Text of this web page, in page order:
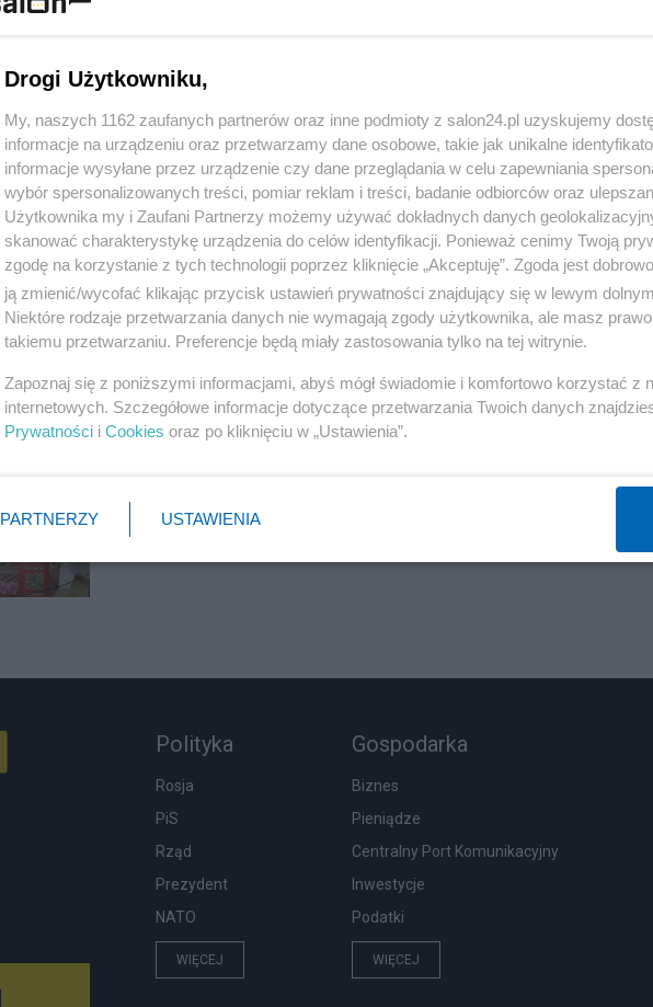
11 z 12
Polityka
Rosja
PiS
Rząd
Prezydent
NATO
WIĘCEJ
Gospodarka
Biznes
Pieniądze
Centralny Port Komunikacyjny
Inwestycje
Podatki
WIĘCEJ
Drogi Użytkowniku,
My, naszych 1162 zaufanych partnerów oraz inne podmioty z salon24.pl uzyskujemy
informacje na urządzeniu oraz przetwarzamy dane osobowe, takie jak unikalne
informacje wysyłane przez urządzenie czy dane przeglądania w celu zapewniania
wybór spersonalizowanych treści, pomiar reklam i treści, badanie odbiorców oraz
Użytkownika my i Zaufani Partnerzy możemy używać dokładnych danych
skanować charakterystykę urządzenia do celów identyfikacji. Ponieważ cenimy Twoją
zgodę na korzystanie z tych technologii poprzez kliknięcie „Akceptuję”. Zgoda jest
ją zmienić/wycofać klikając przycisk ustawień prywatności znajdujący się w lewym
Niektóre rodzaje przetwarzania danych nie wymagają zgody użytkownika, ale masz
takiemu przetwarzaniu. Preferencje będą miały zastosowania tylko na tej witrynie.
Zapoznaj się z poniższymi informacjami, abyś mógł świadomie i komfortowo korzystać z
internetowych. Szczegółowe informacje dotyczące przetwarzania Twoich danych
Prywatności i Cookies oraz po kliknięciu w „Ustawienia”.
PARTNERZY USTAWIENIA